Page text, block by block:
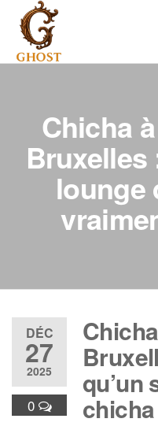
content
la nuit
devient
une
Chicha
Bruxelles
lounge
DÉC
27
2025
0
qu’un
chicha